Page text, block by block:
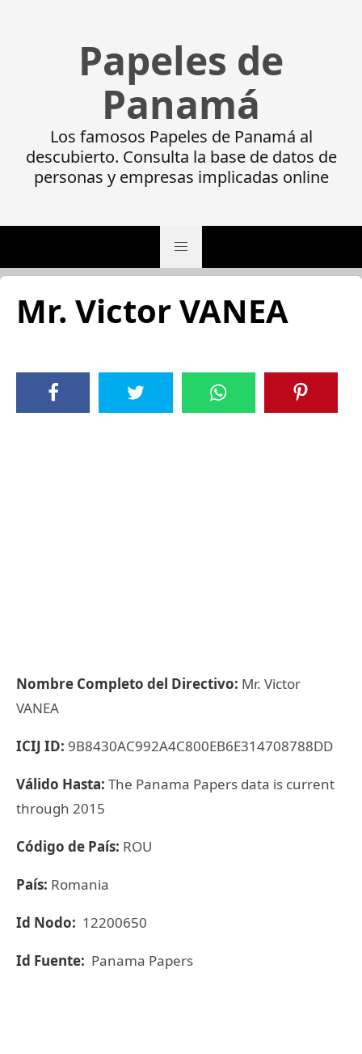
Papeles de
Panamá
Los famosos Papeles de Panamá al
descubierto. Consulta la base de datos de
personas y empresas implicadas online
Mr. Victor VANEA
Nombre Completo del Directivo: Mr. Victor
VANEA
ICIJ ID: 9B8430AC992A4C800EB6E314708788DD
Válido Hasta: The Panama Papers data is current
through 2015
Código de País: ROU
País: Romania
Id Nodo: 12200650
Id Fuente: Panama Papers